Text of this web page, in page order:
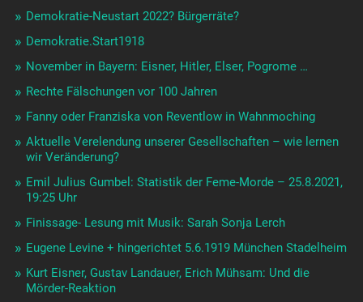
Demokratie-Neustart 2022? Bürgerräte?
Demokratie.Start1918
November in Bayern: Eisner, Hitler, Elser, Pogrome …
Rechte Fälschungen vor 100 Jahren
Fanny oder Franziska von Reventlow in Wahnmoching
Aktuelle Verelendung unserer Gesellschaften – wie lernen
wir Veränderung?
Emil Julius Gumbel: Statistik der Feme-Morde – 25.8.2021,
19:25 Uhr
Finissage- Lesung mit Musik: Sarah Sonja Lerch
Eugene Levine + hingerichtet 5.6.1919 München Stadelheim
Kurt Eisner, Gustav Landauer, Erich Mühsam: Und die
Mörder-Reaktion